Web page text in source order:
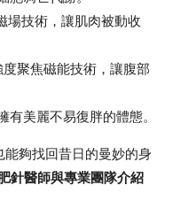
場技術，讓肌肉被動收
度聚焦磁能技術，讓腹部
有美麗不易復胖的體態。
夠找回昔日的曼妙的身
針醫師與專業團隊介紹